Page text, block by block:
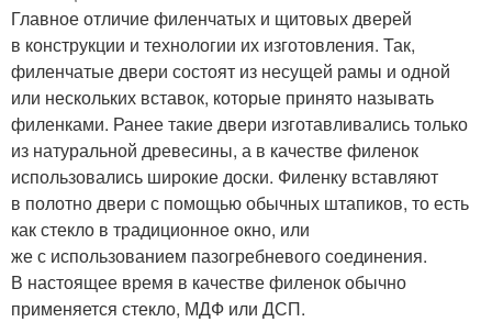
Главное отличие филенчатых и щитовых дверей
в конструкции и технологии их изготовления. Так,
филенчатые двери состоят из несущей рамы и одной
или нескольких вставок, которые принято называть
филенками. Ранее такие двери изготавливались только
из натуральной древесины, а в качестве филенок
использовались широкие доски. Филенку вставляют
в полотно двери с помощью обычных штапиков, то есть
как стекло в традиционное окно, или
же с использованием пазогребневого соединения.
В настоящее время в качестве филенок обычно
применяется стекло, МДФ или ДСП.